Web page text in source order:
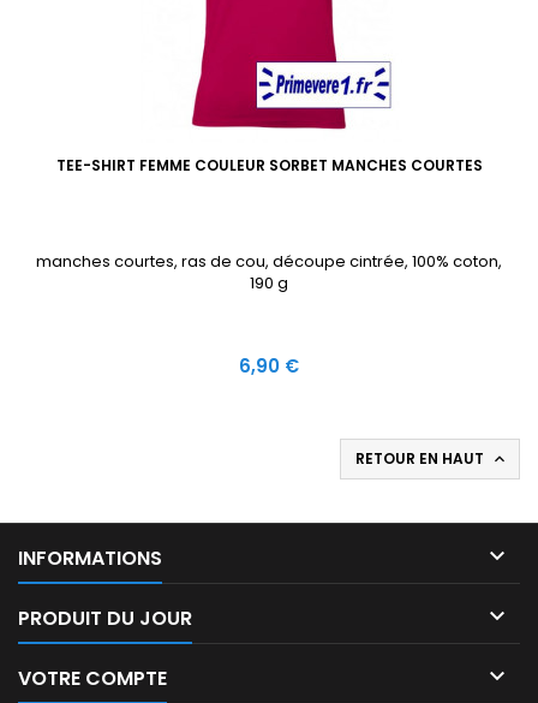
TEE-SHIRT FEMME COULEUR SORBET MANCHES COURTES
manches courtes, ras de cou, découpe cintrée, 100% coton,
190 g
Prix
6,90 €
RETOUR EN HAUT 
INFORMATIONS 
PRODUIT DU JOUR 
VOTRE COMPTE 